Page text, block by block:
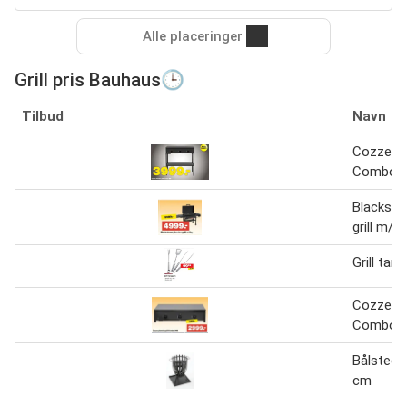
Alle placeringer
Grill pris Bauhaus🕒
Tilbud Navn
Cozze
Combo
grill m/
Grill
Cozze
Combo
Bålsted/
cm